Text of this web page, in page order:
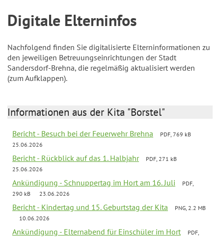
Digitale Elterninfos
Nachfolgend finden Sie digitalisierte Elterninformationen zu
den jeweiligen Betreuungseinrichtungen der Stadt
Sandersdorf-Brehna, die regelmäßig aktualisiert werden
(zum Aufklappen).
Informationen aus der Kita "Borstel"
Bericht - Besuch bei der Feuerwehr Brehna
PDF, 769 kB
25.06.2026
Bericht - Rückblick auf das 1. Halbjahr
PDF, 271 kB
25.06.2026
Ankündigung - Schnuppertag im Hort am 16. Juli
PDF,
290 kB
23.06.2026
Bericht - Kindertag und 15. Geburtstag der Kita
PNG, 2.2 MB
10.06.2026
Ankündigung - Elternabend für Einschüler im Hort
PDF,